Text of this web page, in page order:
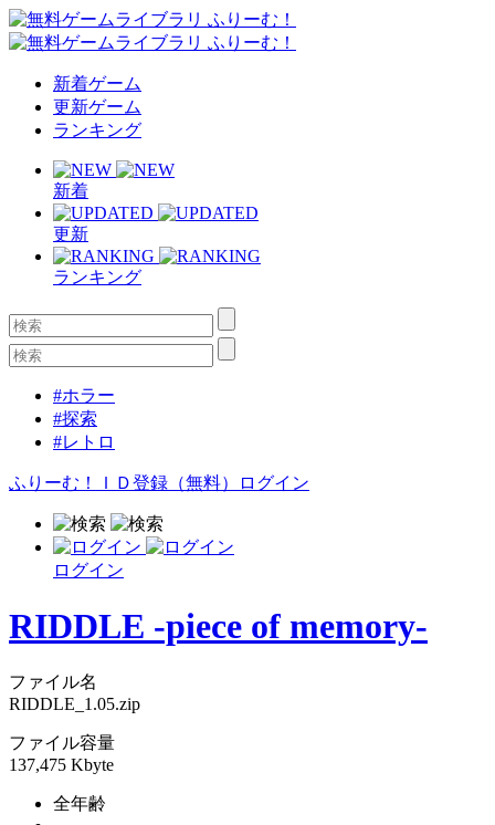
新着ゲーム
更新ゲーム
ランキング
新着
更新
ランキング
#ホラー
#探索
#レトロ
ふりーむ！ＩＤ登録（無料） ログイン
ログイン
RIDDLE -piece of memory-
ファイル名
RIDDLE_1.05.zip
ファイル容量
137,475 Kbyte
全年齢